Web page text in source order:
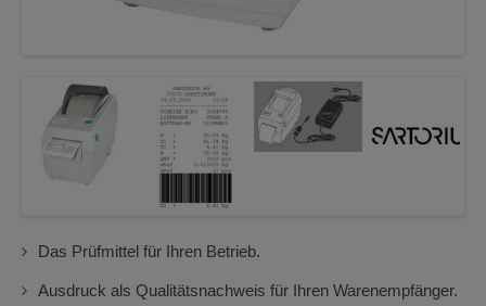
Das Prüfmittel für Ihren Betrieb.
Ausdruck als Qualitätsnachweis für Ihren Warenempfänger.